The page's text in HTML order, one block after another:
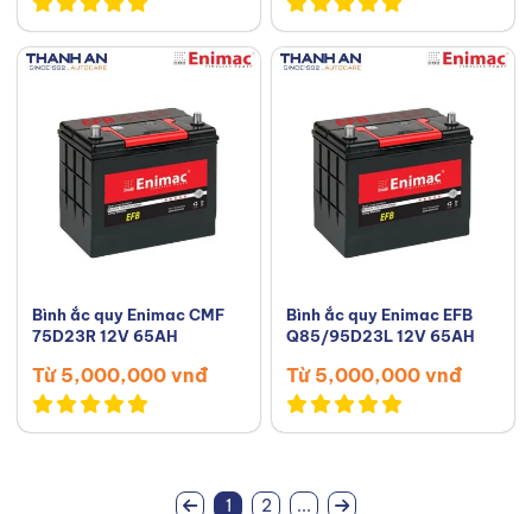
Bình ắc quy Enimac CMF
75D23R 12V 65AH
Từ 5,000,000 vnđ
Bình ắc quy Enimac EFB
Q85/95D23L 12V 65AH
Từ 5,000,000 vnđ
1 2 ...